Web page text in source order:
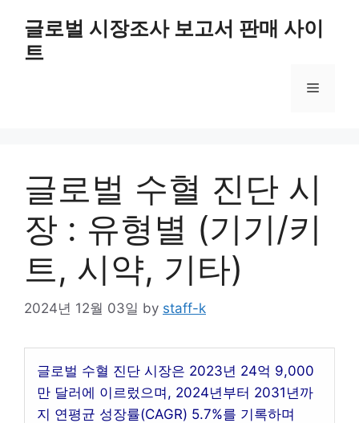
content
글로벌 시장조사 보고서 판매 사이
트
Menu
글로벌 수혈 진단 시
장 : 유형별 (기기/키
트, 시약, 기타)
2024년 12월 03일 by staff-k
글로벌 수혈 진단 시장은 2023년 24억 9,000
만 달러에 이르렀으며, 2024년부터 2031년까
지 연평균 성장률(CAGR) 5.7%를 기록하며